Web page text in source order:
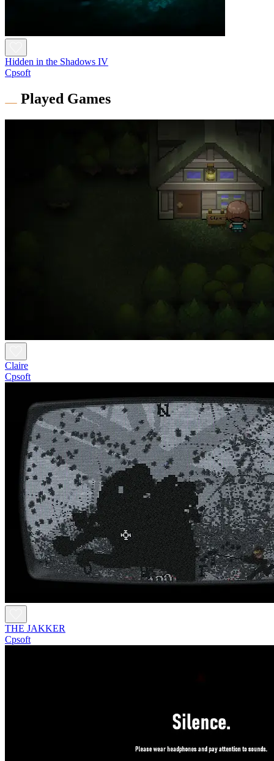
Hidden in the Shadows IV
Cpsoft
Played Games
Claire
Cpsoft
THE JAKKER
Cpsoft